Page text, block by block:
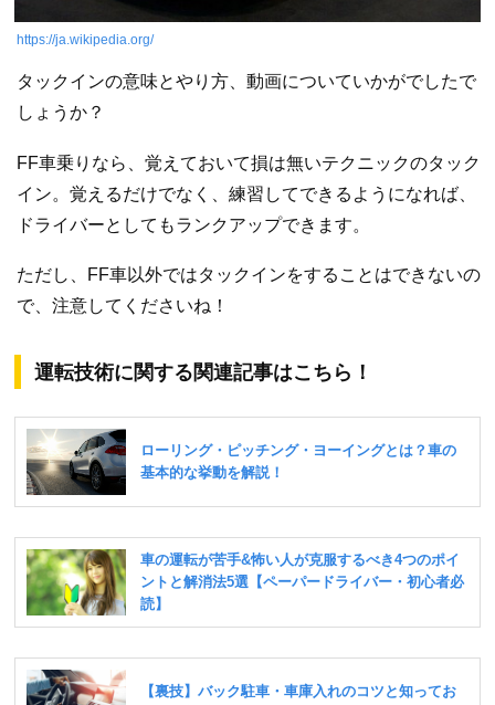
https://ja.wikipedia.org/
タックインの意味とやり方、動画についていかがでしたで
しょうか？
FF車乗りなら、覚えておいて損は無いテクニックのタック
イン。覚えるだけでなく、練習してできるようになれば、
ドライバーとしてもランクアップできます。
ただし、FF車以外ではタックインをすることはできないの
で、注意してくださいね！
運転技術に関する関連記事はこちら！